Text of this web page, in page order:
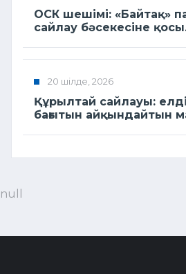
ОСК шешімі: «Байтақ»
сайлау бәсекесіне
20 шілде, 2026
Құрылтай сайлауы:
бағытын айқындайтын
null